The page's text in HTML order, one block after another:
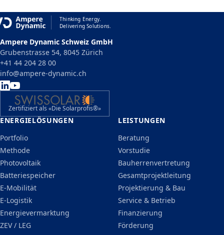
Thinking Energy.
Delivering Solutions.
Ampere Dynamic Schweiz GmbH
Grubenstrasse 54, 8045 Zürich
+41 44 204 28 00
info@ampere-dynamic.ch
Zertifiziert als «Die Solarprofis®»
ENERGIELÖSUNGEN
Portfolio
Methode
Photovoltaik
Batteriespeicher
E-Mobilität
E-Logistik
Energievermarktung
ZEV / LEG
LEISTUNGEN
Beratung
Vorstudie
Bauherrenvertretung
Gesamtprojektleitung
Projektierung & Bau
Service & Betrieb
Finanzierung
Förderung